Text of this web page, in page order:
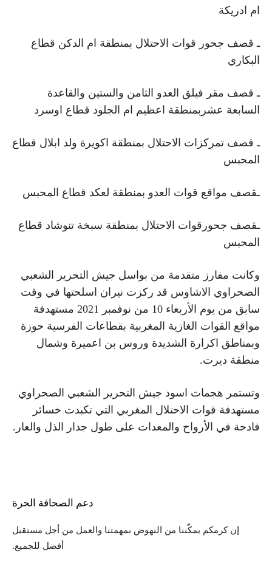
ام ادريكة
ـ قصف جحور قوات الاحتلال بمنطقة ام الدكن قطاع
البكاري
ـ قصف مقر فيلق العدو الثامن والستين والقاعدة
السابعة عشربمنطقة اعظيم ام الجلود قطاع اوسرد
ـ قصف تمركزات الاحتلال بمنطقة اكويرة ولد ابلال قطاع
المحبس
ـقصف مواقع قوات العدو بمنطقة لعكد قطاع المحبس
ـقصف جحورقوات الاحتلال بمنطقة سبخة تنوشاد قطاع
المحبس
وكانت مفارز متقدمة من بواسل جيش التحرير الشعبي
الصحراوي الاشاوس قد ركزت نيران اسلحتها في وقت
سابق من يوم الأربعاء 10 من نوفمبر 2021 مستهدفة
مواقع القوات الغازية المغربية بقطاعات الفرسية حوزة
وبمناطق اكرارة الشديدة وروس بن اعميرة وشمال
منطقة ديرت.
وتستمر هجمات اسود جيش التحرير الشعبي الصحراوي
مستهدفة قوات الاحتلال المغربي التي تكبدت خسائر
فادحة في الأرواح والمعدات على طول جدار الذل والعار.
دعم الصحافة الحرة
إن كرمكم يمكّننا من النهوض بمهمتنا والعمل من أجل مستقبل
أفضل للجميع.